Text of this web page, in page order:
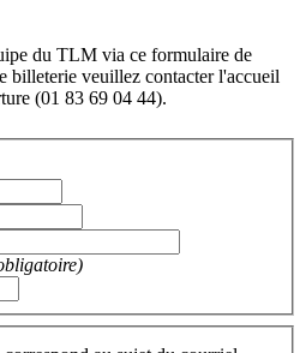
du TLM via ce formulaire de
billeterie veuillez contacter l'accueil
(01 83 69 04 44).